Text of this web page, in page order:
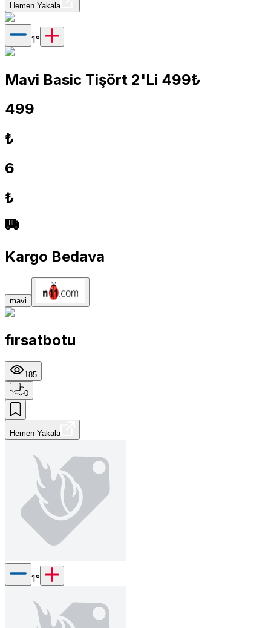
Hemen Yakala
1°
Mavi Basic Tişört 2'Li 499₺
499
₺
6
₺
Kargo Bedava
mavi
fırsatbotu
185
0
Hemen Yakala
1°